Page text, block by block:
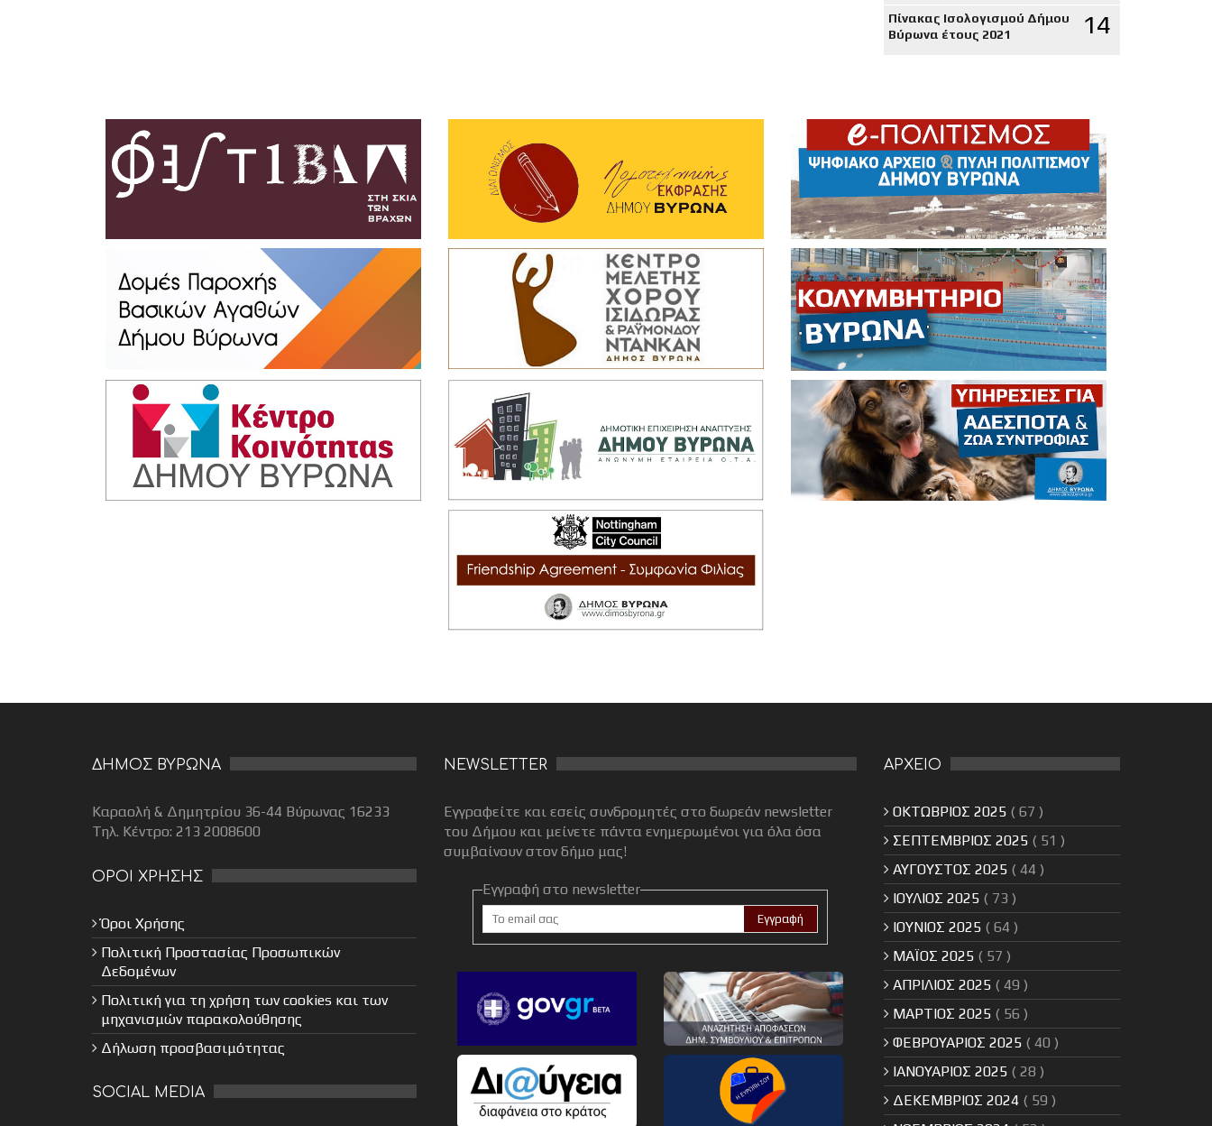
Πίνακας Ισολογισμού Δήμου
Βύρωνα έτους 2021
14
ΔΗΜΟΣ ΒΥΡΩΝΑ
Καραολή & Δημητρίου 36-44 Βύρωνας 16233
Τηλ. Κέντρο: 213 2008600
ΟΡΟΙ ΧΡΗΣΗΣ
Όροι Χρήσης
Πολιτική Προστασίας Προσωπικών
Δεδομένων
Πολιτική για τη χρήση των cookies και των
μηχανισμών παρακολούθησης
Δήλωση προσβασιμότητας
SOCIAL MEDIA
NEWSLETTER
Εγγραφείτε και εσείς συνδρομητές στο δωρεάν newsletter
του Δήμου και μείνετε πάντα ενημερωμένοι για όλα όσα
συμβαίνουν στον δήμο μας!
Εγγραφή στο newsletter
ΑΡΧΕΙΟ
ΟΚΤΩΒΡΙΟΣ 2025 ( 67 )
ΣΕΠΤΕΜΒΡΙΟΣ 2025 ( 51 )
ΑΥΓΟΥΣΤΟΣ 2025 ( 44 )
ΙΟΥΛΙΟΣ 2025 ( 73 )
ΙΟΥΝΙΟΣ 2025 ( 64 )
ΜΑΪΟΣ 2025 ( 57 )
ΑΠΡΙΛΙΟΣ 2025 ( 49 )
ΜΑΡΤΙΟΣ 2025 ( 56 )
ΦΕΒΡΟΥΑΡΙΟΣ 2025 ( 40 )
ΙΑΝΟΥΑΡΙΟΣ 2025 ( 28 )
ΔΕΚΕΜΒΡΙΟΣ 2024 ( 59 )